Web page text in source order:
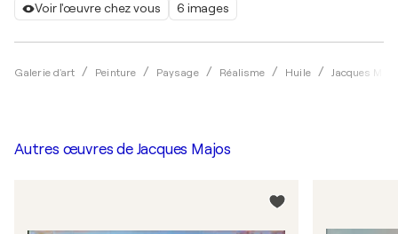
Voir l'œuvre chez vous 6 images
Galerie d'art Peinture Paysage Réalisme Huile Jacques
Autres œuvres de Jacques Majos